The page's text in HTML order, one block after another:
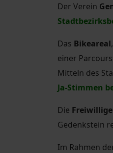
Der Verein
Das Bikeareal
einer
Mitteln des
Ja-Stimmen
Die
Gedenkstein
Im Rahmen